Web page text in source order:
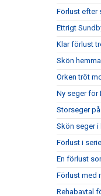
Förlust efter
Ettrigt
Klar förlust
Skön
Orken tröt
Ny seger för
Storseger
Skön seger i
Förlust i
En förlust
Förlust med
Rehabavtal